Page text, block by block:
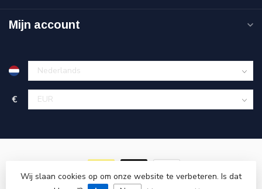
Mijn account
€
Wij slaan cookies op om onze website te verbeteren. Is dat